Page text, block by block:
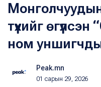
түүхийг
ном
Peak.mn
01 сарын 29, 2026